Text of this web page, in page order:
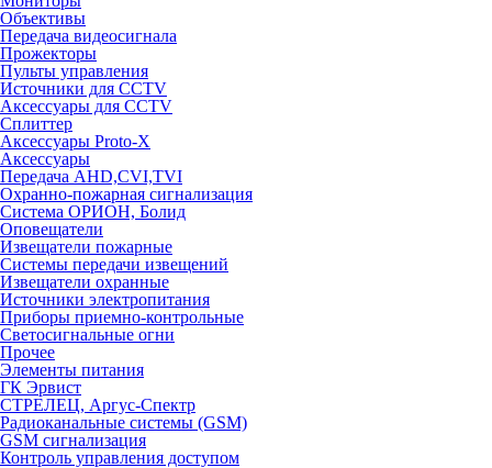
Объективы
Передача видеосигнала
Прожекторы
Пульты управления
Источники для CCTV
Аксессуары для CCTV
Сплиттер
Аксессуары Proto-X
Аксессуары
Передача AHD,CVI,TVI
Охранно-пожарная сигнализация
Система ОРИОН, Болид
Оповещатели
Извещатели пожарные
Системы передачи извещений
Извещатели охранные
Источники электропитания
Приборы приемно-контрольные
Светосигнальные огни
Прочее
Элементы питания
ГК Эрвист
СТРЕЛЕЦ, Аргус-Спектр
Радиоканальные системы (GSM)
GSM сигнализация
Контроль управления доступом